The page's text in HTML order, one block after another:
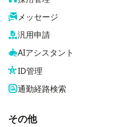
メッセージ
汎用申請
AIアシスタント
ID管理
通勤経路検索
その他